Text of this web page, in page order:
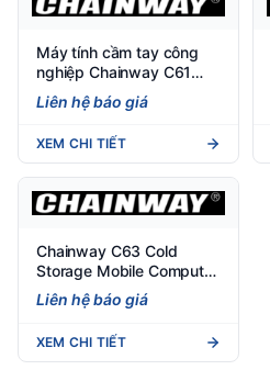
Máy tính cầm tay công
nghiệp Chainway C61
Cold Storage (Android
11/13) - PDA kho lạnh
Liên hệ báo giá
XEM CHI TIẾT
Chainway C63 Cold
Storage Mobile Computer
(Android 13) - PDA kho
lạnh chịu nhiệt -30°C
Liên hệ báo giá
XEM CHI TIẾT